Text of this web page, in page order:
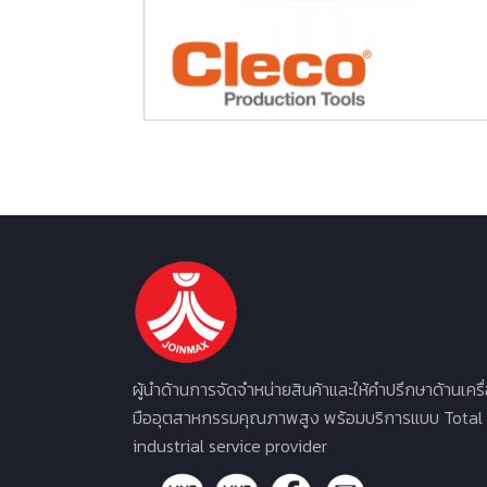
ผู้นำด้านการจัดจำหน่ายสินค้าและให้คำปรึกษาด้านเค
มืออุตสาหกรรมคุณภาพสูง พร้อมบริการแบบ Total
industrial service provider